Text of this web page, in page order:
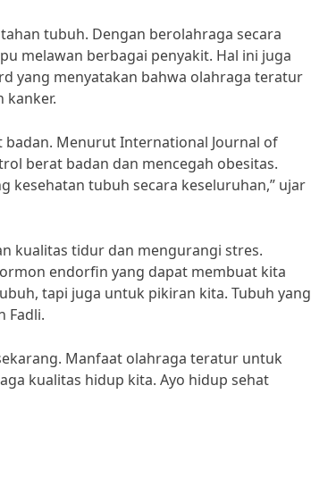
tubuh. Dengan berolahraga secara
melawan berbagai penyakit. Hal ini juga
yang menyatakan bahwa olahraga teratur
kanker.
Menurut International Journal of
berat badan dan mencegah obesitas.
kesehatan tubuh secara keseluruhan,” ujar
kualitas tidur dan mengurangi stres.
endorfin yang dapat membuat kita
tapi juga untuk pikiran kita. Tubuh yang
Fadli.
Manfaat olahraga teratur untuk
kualitas hidup kita. Ayo hidup sehat